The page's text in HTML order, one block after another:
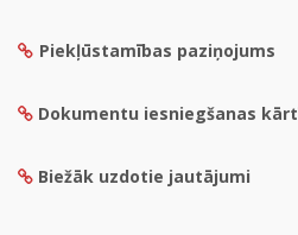
Piekļūstamības paziņojums
Dokumentu iesniegšanas
Biežāk uzdotie jautājumi